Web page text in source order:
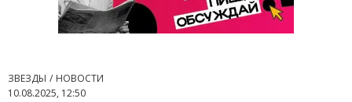
ЗВЕЗДЫ
НОВОСТИ
10.08.2025, 12:50